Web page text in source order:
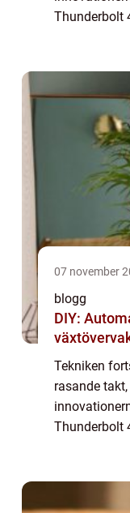
Thunderbolt
07 november
blogg
DIY:
Tekniken
rasande
Thunderbolt